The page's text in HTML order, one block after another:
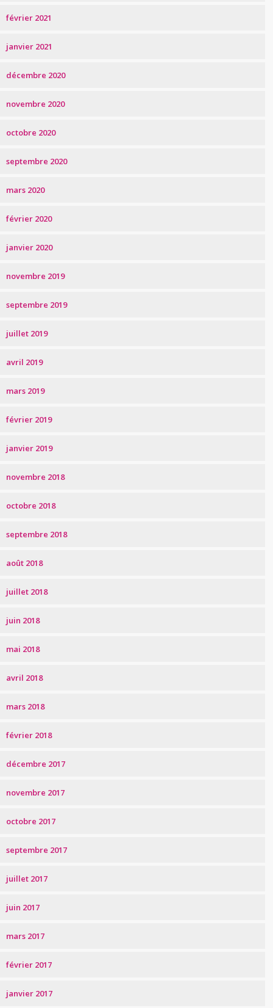
février 2021
janvier 2021
décembre 2020
novembre 2020
octobre 2020
septembre 2020
mars 2020
février 2020
janvier 2020
novembre 2019
septembre 2019
juillet 2019
avril 2019
mars 2019
février 2019
janvier 2019
novembre 2018
octobre 2018
septembre 2018
août 2018
juillet 2018
juin 2018
mai 2018
avril 2018
mars 2018
février 2018
décembre 2017
novembre 2017
octobre 2017
septembre 2017
juillet 2017
juin 2017
mars 2017
février 2017
janvier 2017